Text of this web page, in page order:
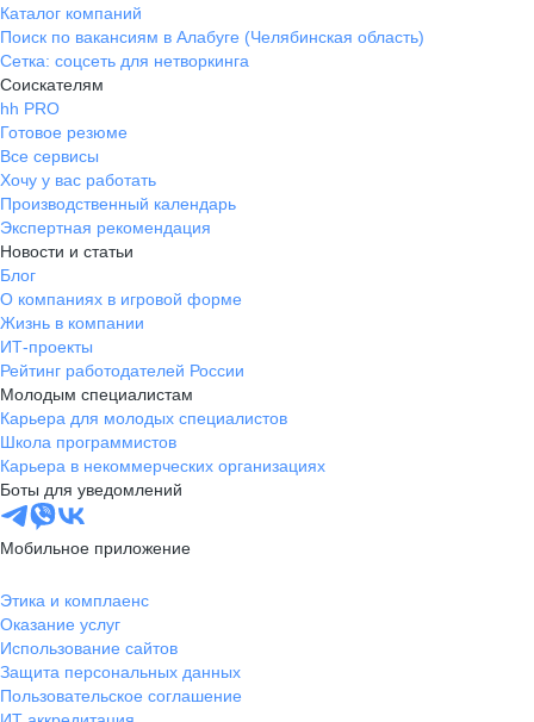
Каталог компаний
Поиск по вакансиям в Алабуге (Челябинская область)
Сетка: соцсеть для нетворкинга
Соискателям
hh PRO
Готовое резюме
Все сервисы
Хочу у вас работать
Производственный календарь
Экспертная рекомендация
Новости и статьи
Блог
О компаниях в игровой форме
Жизнь в компании
ИТ-проекты
Рейтинг работодателей России
Молодым специалистам
Карьера для молодых специалистов
Школа программистов
Карьера в некоммерческих организациях
Боты для уведомлений
Мобильное приложение
Этика и комплаенс
Оказание услуг
Использование сайтов
Защита персональных данных
Пользовательское соглашение